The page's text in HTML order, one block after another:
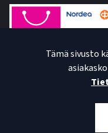
Tämä sivusto